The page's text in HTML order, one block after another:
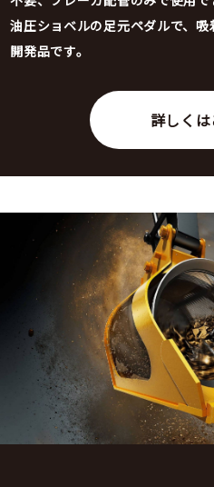
油圧ショベルの足元ペダルで、
開発品です。
詳しく